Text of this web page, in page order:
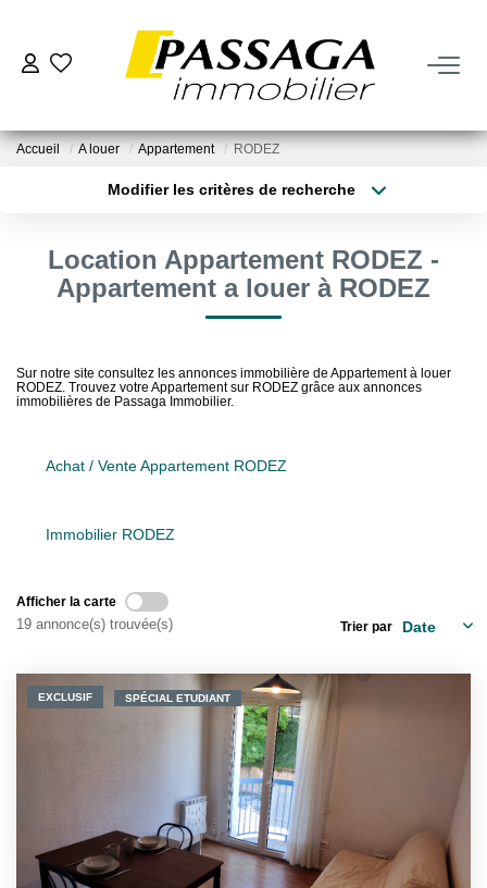
À La Location
VENDRE
Nos Biens Vendus
À PROPOS DE NOUS
Nos Agences
Notre Équipe
Nos Témoignages
Nous Soutenons
Accueil A louer Appartement RODEZ
Modifier les critères de recherche
Sélectionnez...
Type de bien
Surface min
Créer une alerte
Location Appartement RODEZ -
Appartement a louer à RODEZ
Sur notre site consultez les annonces immobilière de Appartement à louer
RODEZ. Trouvez votre Appartement sur RODEZ grâce aux annonces
immobilières de Passaga Immobilier.
Achat / Vente Appartement RODEZ
Immobilier RODEZ
Afficher la carte
19 annonce(s) trouvée(s) Trier par
EXCLUSIF SPÉCIAL ETUDIANT